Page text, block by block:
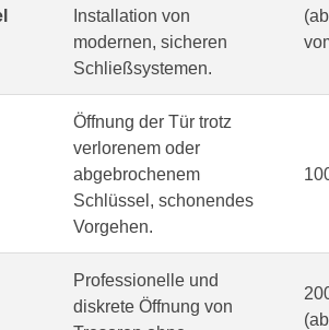
Installation von
modernen, sicheren
Schließsystemen.
Öffnung der Tür trotz
verlorenem oder
abgebrochenem
Schlüssel, schonendes
Vorgehen.
Professionelle und
diskrete Öffnung von